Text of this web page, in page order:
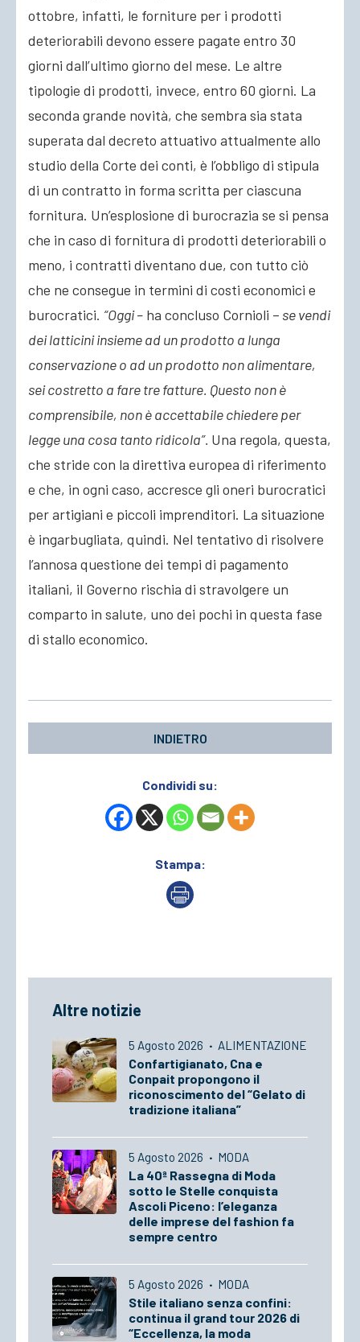
ottobre, infatti, le forniture per i prodotti
deteriorabili devono essere pagate entro 30
giorni dall’ultimo giorno del mese. Le altre
tipologie di prodotti, invece, entro 60 giorni. La
seconda grande novità, che sembra sia stata
superata dal decreto attuativo attualmente allo
studio della Corte dei conti, è l’obbligo di stipula
di un contratto in forma scritta per ciascuna
fornitura. Un’esplosione di burocrazia se si pensa
che in caso di fornitura di prodotti deteriorabili o
meno, i contratti diventano due, con tutto ciò
che ne consegue in termini di costi economici e
burocratici. “Oggi – ha concluso Cornioli – se vendi
dei latticini insieme ad un prodotto a lunga
conservazione o ad un prodotto non alimentare,
sei costretto a fare tre fatture. Questo non è
comprensibile, non è accettabile chiedere per
legge una cosa tanto ridicola”. Una regola, questa,
che stride con la direttiva europea di riferimento
e che, in ogni caso, accresce gli oneri burocratici
per artigiani e piccoli imprenditori. La situazione
è ingarbugliata, quindi. Nel tentativo di risolvere
l’annosa questione dei tempi di pagamento
italiani, il Governo rischia di stravolgere un
comparto in salute, uno dei pochi in questa fase
di stallo economico.
INDIETRO
Condividi su:
Stampa:
Altre notizie
5 Agosto 2026 · ALIMENTAZIONE
Confartigianato, Cna e
Conpait propongono il
riconoscimento del “Gelato di
tradizione italiana”
5 Agosto 2026 · MODA
La 40ª Rassegna di Moda
sotto le Stelle conquista
Ascoli Piceno: l’eleganza
delle imprese del fashion fa
sempre centro
5 Agosto 2026 · MODA
Stile italiano senza confini:
continua il grand tour 2026 di
“Eccellenza, la moda